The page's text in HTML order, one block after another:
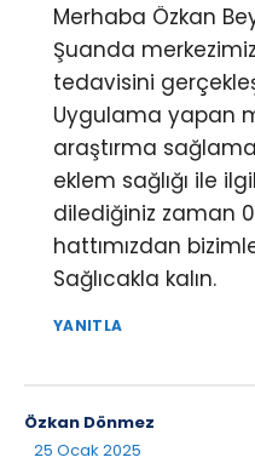
Merhaba Özkan
Şuanda
tedavisini
Uygulama yapan
araştırma
eklem sağlığı ile
dilediğiniz zaman
hattımızdan
Sağlıcakla kalın.
YANITLA
Özkan Dönmez
25 Ocak 2025